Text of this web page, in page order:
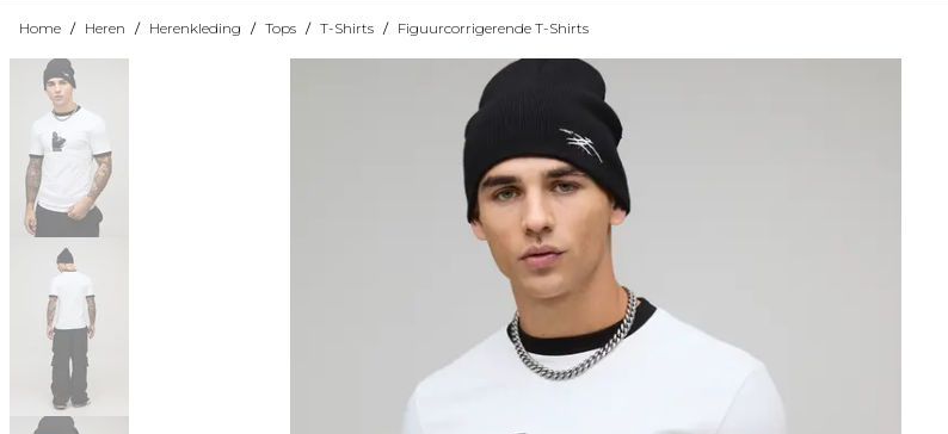
Home / Heren / Herenkleding / Tops / T-Shirts / Figuurcorrigerende T-Shirts